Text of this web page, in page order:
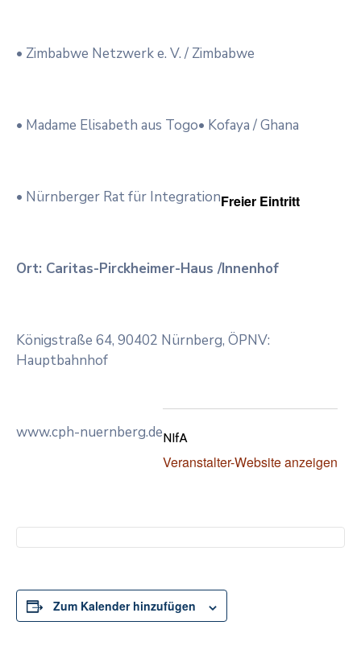
• Zimbabwe Netzwerk e. V. / Zimbabwe
• Madame Elisabeth aus Togo• Kofaya / Ghana
• Nürnberger Rat für IntegrationFreier Eintritt
Ort: Caritas-Pirckheimer-Haus /Innenhof
Königstraße 64, 90402 Nürnberg, ÖPNV:
Hauptbahnhof
www.cph-nuernberg.deNIfA
Veranstalter-Website anzeigen
Zum Kalender hinzufügen